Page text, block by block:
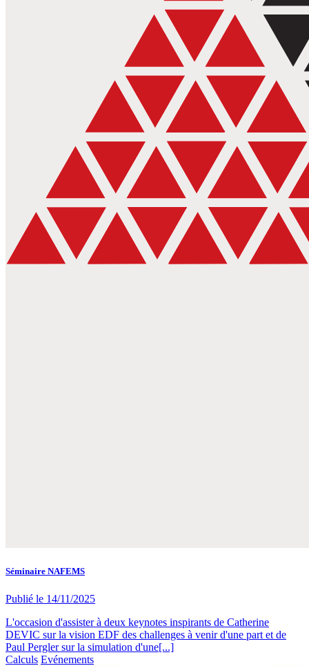
Séminaire NAFEMS
Publié le 14/11/2025
L'occasion d'assister à deux keynotes inspirants de Catherine
DEVIC sur la vision EDF des challenges à venir d'une part et de
Paul Pergler sur la simulation d'une[...]
Calculs Evénements